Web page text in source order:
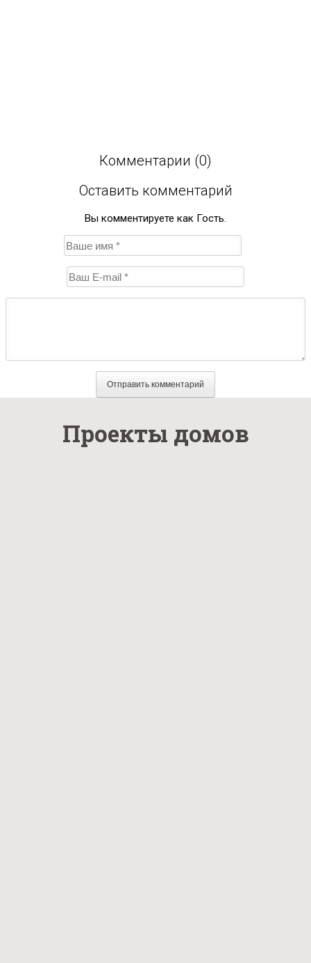
Комментарии (0)
Оставить комментарий
Вы комментируете как Гость.
Проекты домов